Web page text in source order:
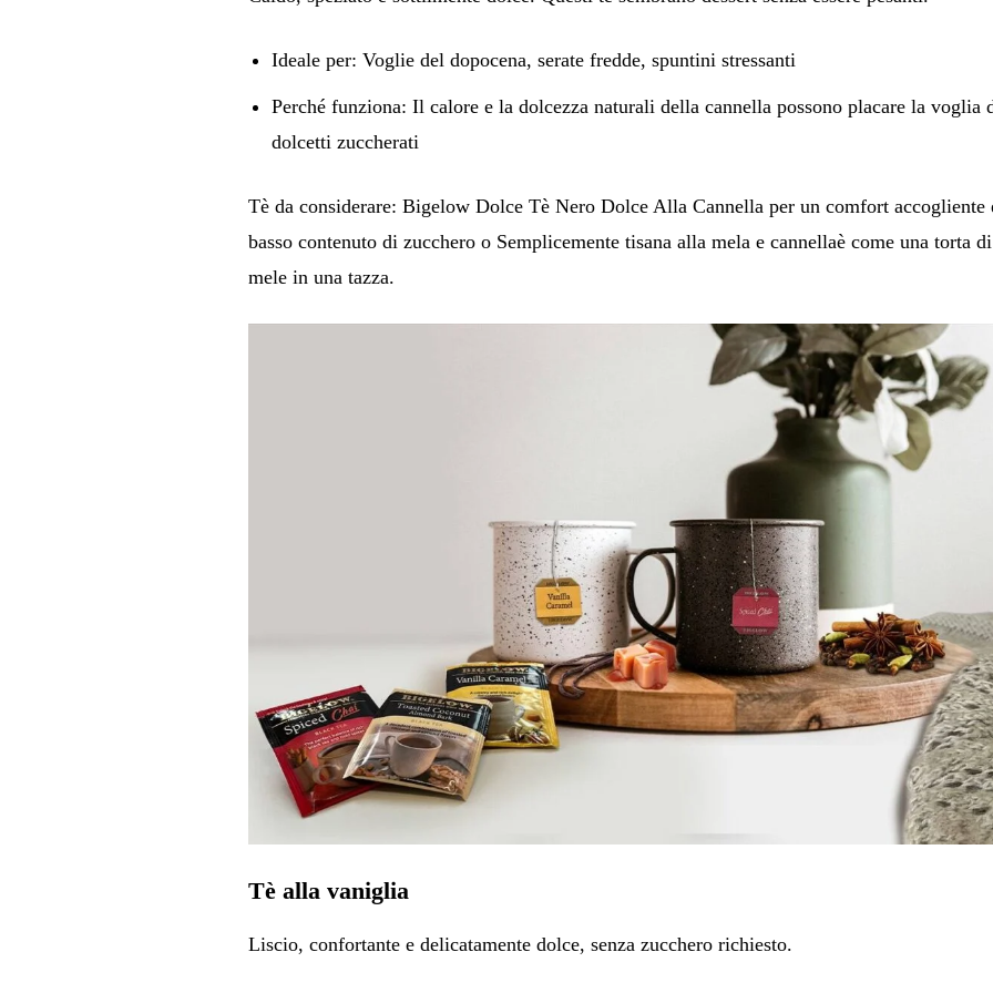
Ideale per: Voglie del dopocena, serate fredde, spuntini stressanti
Perché funziona: Il calore e la dolcezza naturali della cannella possono placare la voglia
dolcetti zuccherati
Tè da considerare:BigelowDolce Tè Nero Dolce Alla Cannella per un comfort accogliente
basso contenuto di zucchero o Semplicemente tisana alla mela e cannellaè come una torta di
mele in una tazza.
Tè alla vaniglia
Liscio, confortante e delicatamente dolce, senza zucchero richiesto.